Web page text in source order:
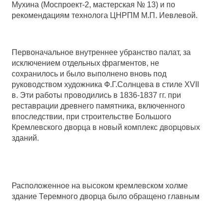
Мухина (Моспроект-2, мастерская № 13) и по
рекомендациям технолога ЦНРПМ М.П. Иевлевой.
Первоначальное внутреннее убранство палат, за
исключением отдельных фрагментов, не
сохранилось и было выполнено вновь под
руководством художника Ф.Г.Солнцева в стиле ХVII
в. Эти работы проводились в 1836-1837 гг. при
реставрации древнего памятника, включенного
впоследствии, при строительстве Большого
Кремлевского дворца в новый комплекс дворцовых
зданий.
Расположенное на высоком кремлевском холме
здание Теремного дворца было обращено главным